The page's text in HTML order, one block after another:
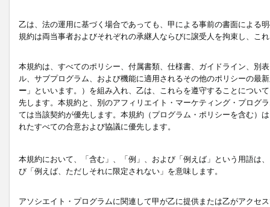
乙は、法の運用に基づく場合であっても、甲による事前の書面による
規約は両当事者およびそれぞれの承継人ならびに譲受人を拘束し、こ
本規約は、すべてのポリシー、付属書類、仕様書、ガイドライン、別
ル、サブプログラム、および機能に適用されるその他のポリシーの最
ー 」といいます。）を組み入れ、乙は、これらを遵守することにつ
先します。本規約と、別のアフィリエイト・マーケティング・プログ
ては当該契約が優先します。本規約（プログラム・ポリシーを含む）
れたすべての合意および協議に優先します。
本規約において、「含む」、「例」、および「例えば」という用語は
び「例えば、ただしそれに限定されない」を意味します。
アソシエイト・プログラムに関連して甲が乙に提供または乙がアクセ